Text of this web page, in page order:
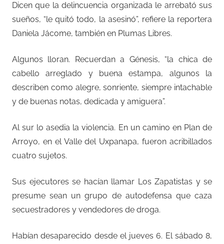
Dicen que la delincuencia organizada le arrebató sus
sueños, “le quitó todo, la asesinó”, refiere la reportera
Daniela Jácome, también en Plumas Libres.
Algunos lloran. Recuerdan a Génesis, “la chica de
cabello arreglado y buena estampa, algunos la
describen como alegre, sonriente, siempre intachable
y de buenas notas, dedicada y amiguera”.
Al sur lo asedia la violencia. En un camino en Plan de
Arroyo, en el Valle del Uxpanapa, fueron acribillados
cuatro sujetos.
Sus ejecutores se hacían llamar Los Zapatistas y se
presume sean un grupo de autodefensa que caza
secuestradores y vendedores de droga.
Habían desaparecido desde el jueves 6. El sábado 8,